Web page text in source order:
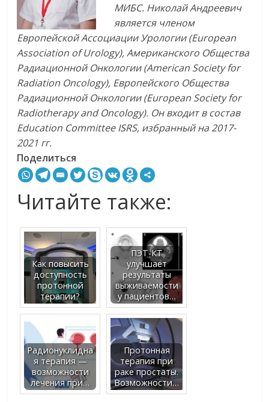
МИБС. Николай Андреевич
является членом
Европейской Ассоциации Урологии (European
Association of Urology), Американского Общества
Радиационной Онкологии (American Society for
Radiation Oncology), Европейского Общества
Радиационной Онкологии (European Society for
Radiotherapy and Oncology). Он входит в состав
Education Committee ISRS, избранный на 2017-
2021 гг.
Поделиться
Читайте также:
Как повысить
доступность
протонной
терапии?
ПЭТ-КТ
улучшает
результаты
выживаемости
у пациентов…
Радионуклидна
я терапия —
возможности
лечения при…
Протонная
терапия при
раке простаты.
Возможности…